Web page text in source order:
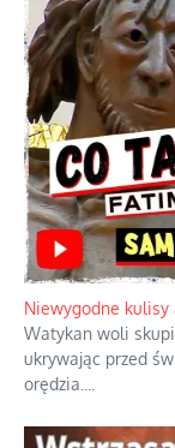
Niewygodne
Watykan woli
ukrywając przed
orędzia.